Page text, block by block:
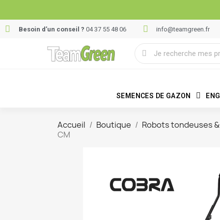
Besoin d’un conseil ? 04 37 55 48 06 info@teamgreen.fr
SEMENCES DE GAZON
Accueil Boutique
Robots tondeuses
CM